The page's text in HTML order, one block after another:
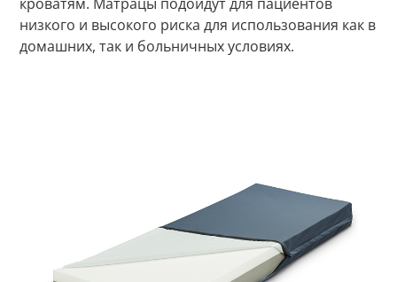
низкого и высокого риска для использования как в
домашних, так и больничных условиях.